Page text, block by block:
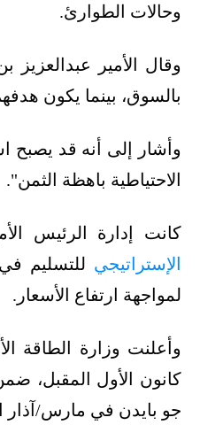
وحالات الطوارئ.
وقال الأمير
بالسوق، بينما يكون
وأشار إلى أنه قد يصبح
الاحتياطية باهظة الثمن".
كانت إدارة الرئيس
الإستراتيجي للتسليم
لمواجهة ارتفاع الأسعار.
جو بايدن في مارس/آذار الماضي، لمدة 6 أشهر، بعد